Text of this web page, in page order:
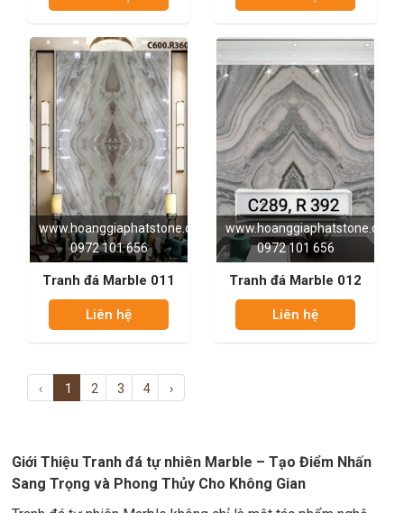
www.hoanggiaphatstone.com
0972 101 656
Tranh đá Marble 011
Liên hệ
www.hoanggiaphatstone.com
0972 101 656
Tranh đá Marble 012
Liên hệ
‹ 1 2 3 4 ›
Giới Thiệu Tranh đá tự nhiên Marble – Tạo Điểm Nhấn
Sang Trọng và Phong Thủy Cho Không Gian